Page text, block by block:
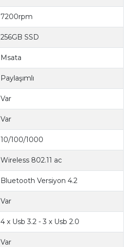
7200rpm
256GB SSD
Msata
Paylaşımlı
Var
Var
10/100/1000
Wireless 802.11 ac
Bluetooth Versiyon 4.2
Var
4 x Usb 3.2 - 3 x Usb 2.0
Var